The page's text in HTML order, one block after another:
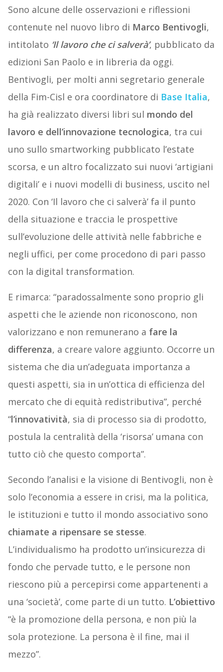
Sono alcune delle osservazioni e riflessioni
contenute nel nuovo libro di Marco Bentivogli,
intitolato ‘Il lavoro che ci salverà’, pubblicato da
edizioni San Paolo e in libreria da oggi.
Bentivogli, per molti anni segretario generale
della Fim-Cisl e ora coordinatore di Base Italia,
ha già realizzato diversi libri sul mondo del
lavoro e dell’innovazione tecnologica, tra cui
uno sullo smartworking pubblicato l’estate
scorsa, e un altro focalizzato sui nuovi ‘artigiani
digitali’ e i nuovi modelli di business, uscito nel
2020. Con ‘Il lavoro che ci salverà’ fa il punto
della situazione e traccia le prospettive
sull’evoluzione delle attività nelle fabbriche e
negli uffici, per come procedono di pari passo
con la digital transformation.
E rimarca: “paradossalmente sono proprio gli
aspetti che le aziende non riconoscono, non
valorizzano e non remunerano a fare la
differenza, a creare valore aggiunto. Occorre un
sistema che dia un’adeguata importanza a
questi aspetti, sia in un’ottica di efficienza del
mercato che di equità redistributiva”, perché
“l’innovatività, sia di processo sia di prodotto,
postula la centralità della ‘risorsa’ umana con
tutto ciò che questo comporta”.
Secondo l’analisi e la visione di Bentivogli, non è
solo l’economia a essere in crisi, ma la politica,
le istituzioni e tutto il mondo associativo sono
chiamate a ripensare se stesse.
L’individualismo ha prodotto un’insicurezza di
fondo che pervade tutto, e le persone non
riescono più a percepirsi come appartenenti a
una ‘società’, come parte di un tutto. L’obiettivo
“è la promozione della persona, e non più la
sola protezione. La persona è il fine, mai il
mezzo”.